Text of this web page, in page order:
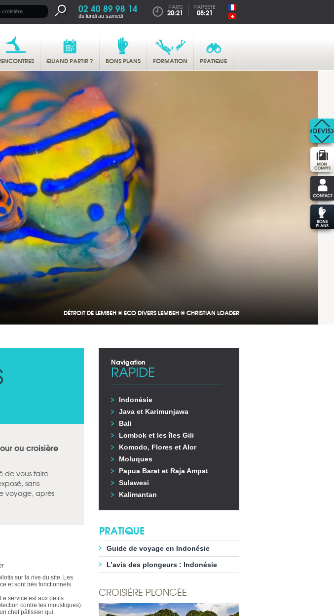
02 40 89 98 14
du lundi au samedi
PARIS
20:21
PAPEETE
08:21
QUAND PARTIR ? BONS PLANS FORMATION PRATIQUE
DÉTROIT DE LEMBEH © ECO DIVERS LEMBEH © CHRISTIAN LOADER
ou croisière
de vous faire
sans
voyage, après
sur la rive du site. Les
et sont très fonctionnels.
service est aux petits
contre les moustiques).
chef pâtissier qui
Navigation
RAPIDE
Indonésie
Java et Karimunjawa
Bali
Lombok et les îles Gili
Komodo, Flores et Alor
Moluques
Papua Barat et Raja Ampat
Sulawesi
Kalimantan
PRATIQUE
Guide de voyage en Indonésie
L’avis des plongeurs : Indonésie
CROISIÈRE PLONGÉE